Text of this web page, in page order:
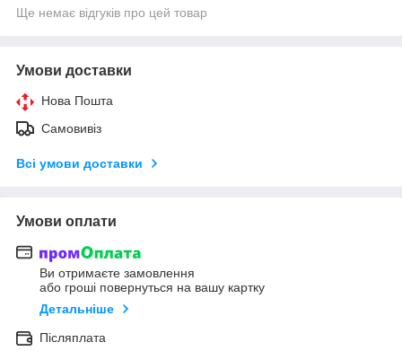
Ще немає відгуків про цей товар
Умови доставки
Нова Пошта
Самовивіз
Всі умови доставки
Умови оплати
Ви отримаєте замовлення
або гроші повернуться на вашу картку
Детальніше
Післяплата